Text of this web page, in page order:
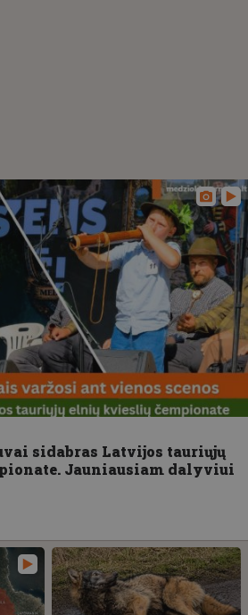
sidabras Latvijos tauriųjų
Jauniausiam dalyviui